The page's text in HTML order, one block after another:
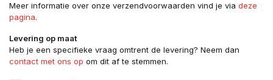
Meer informatie over onze verzendvoorwaarden vind je via deze
pagina.
Levering op maat
Heb je een specifieke vraag omtrent de levering? Neem dan
contact met ons op om dit af te stemmen.